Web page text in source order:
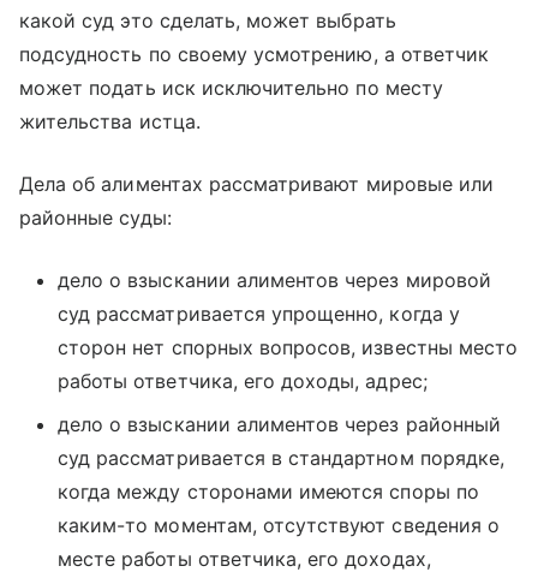
какой суд это сделать, может выбрать
подсудность по своему усмотрению, а ответчик
может подать иск исключительно по месту
жительства истца.
Дела об алиментах рассматривают мировые или
районные суды:
дело о взыскании алиментов через мировой
суд рассматривается упрощенно, когда у
сторон нет спорных вопросов, известны место
работы ответчика, его доходы, адрес;
дело о взыскании алиментов через районный
суд рассматривается в стандартном порядке,
когда между сторонами имеются споры по
каким-то моментам, отсутствуют сведения о
месте работы ответчика, его доходах,